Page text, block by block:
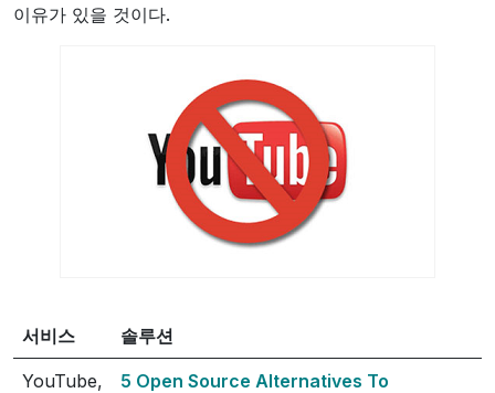
이유가 있을 것이다.
서비스 솔루션
YouTube,
5 Open Source Alternatives To